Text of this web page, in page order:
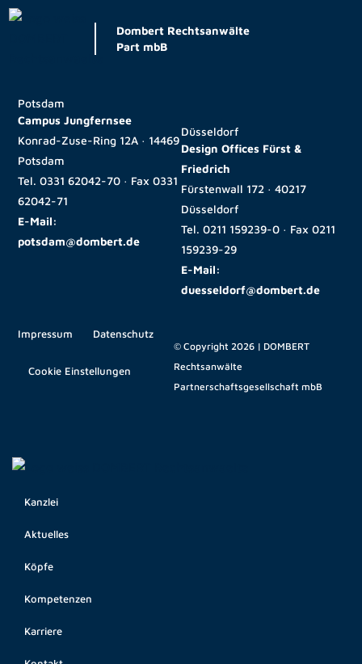
Dombert Rechtsanwälte
Part mbB
Potsdam
Campus Jungfernsee
Konrad-Zuse-Ring 12A · 14469
Potsdam
Tel.0331 62042-70 · Fax0331
62042-71
E-Mail:
potsdam@dombert.de
Düsseldorf
Design Offices Fürst &
Friedrich
Fürstenwall 172 · 40217
Düsseldorf
Tel. 0211 159239-0 · Fax 0211
159239-29
E-Mail:
duesseldorf@dombert.de
Impressum Datenschutz
Cookie Einstellungen
© Copyright 2026 | DOMBERT
Rechtsanwälte
Partnerschaftsgesellschaft mbB
Kanzlei
Aktuelles
Köpfe
Kompetenzen
Karriere